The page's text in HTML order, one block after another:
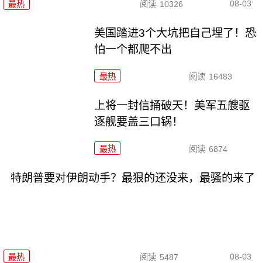
最热 阅读 10326 08-03
美国踏进3个大坑把自己埋了！恐
怕一个都爬不出
最热 阅读 16483
上将一封信捅破天！美军五艘驱
逐舰要盖三口锅！
最热 阅读 6874
特朗普要对伊朗动手？最狠的还没来，最骚的来了
最热 阅读 5487 08-03